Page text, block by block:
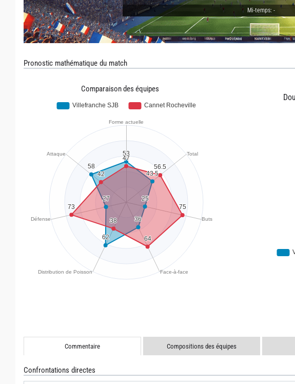
Mi-temps: -
Pronostic mathématique du match
Comparaison des équipes
Commentaire Compositions des équipes
Confrontations directes